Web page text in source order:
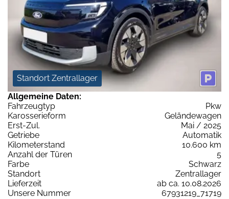
Standort Zentrallager
Allgemeine Daten:
Fahrzeugtyp
Pkw
Karosserieform
Geländewagen
Erst-Zul.
Mai / 2025
Getriebe
Automatik
Kilometerstand
10.600 km
Anzahl der Türen
5
Farbe
Schwarz
Standort
Zentrallager
Lieferzeit
ab ca. 10.08.2026
Unsere Nummer
67931219_71719